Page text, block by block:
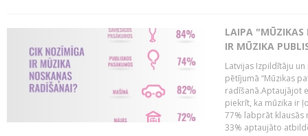
LAIPA "MŪZIKAS
IR MŪZIKA
Latvijas Izpildītāju
pētījumā “Mūzikas
radīšanā.Aptaujājot
piekrīt, ka mūzika ir
77% labprāt klausās
33% aptaujāto